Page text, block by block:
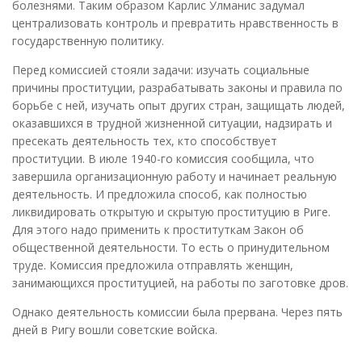
болезнями. Таким образом Карлис Улманис задумал
централизовать контроль и превратить нравственность в
государственную политику.
Перед комиссией стояли задачи: изучать социальные
причины проституции, разрабатывать законы и правила по
борьбе с ней, изучать опыт других стран, защищать людей,
оказавшихся в трудной жизненной ситуации, надзирать и
пресекать деятельность тех, кто способствует
проституции. В июле 1940-го комиссия сообщила, что
завершила организационную работу и начинает реальную
деятельность. И предложила способ, как полностью
ликвидировать открытую и скрытую проституцию в Риге.
Для этого надо применить к проституткам Закон об
общественной деятельности. То есть о принудительном
труде. Комиссия предложила отправлять женщин,
занимающихся проституцией, на работы по заготовке дров.
Однако деятельность комиссии была прервана. Через пять
дней в Ригу вошли советские войска.